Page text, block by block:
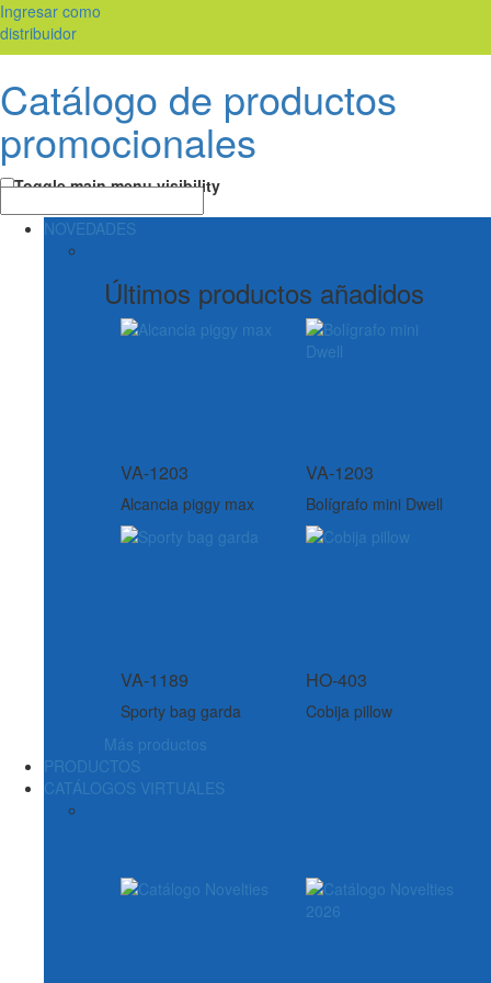
Ingresar como
distribuidor
Catálogo de productos
promocionales
Toggle main menu visibility
NOVEDADES
Últimos productos añadidos
VA-1203
Alcancia piggy max
VA-1203
Bolígrafo mini Dwell
VA-1189
Sporty bag garda
HO-403
Cobija pillow
Más productos
PRODUCTOS
CATÁLOGOS VIRTUALES